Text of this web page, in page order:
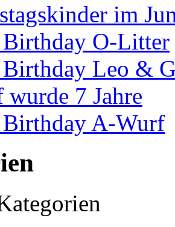
im
O-Litter
Leo &
7 Jahre
A-Wurf